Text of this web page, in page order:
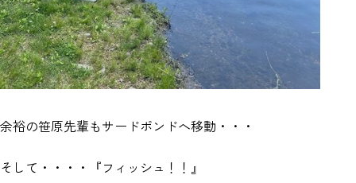
余裕の笹原先輩もサードポンドへ移動・・・
そして・・・・『フィッシュ！！』